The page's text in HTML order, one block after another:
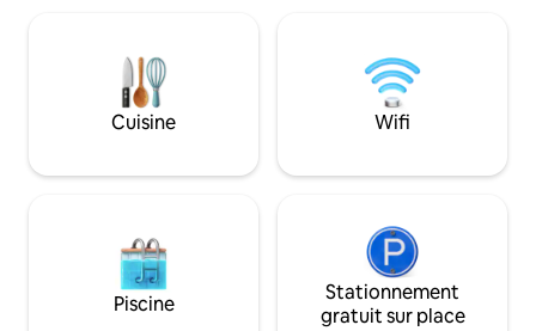
restaurants à proximité sont juste
devant votre porte : petit-déjeuner en
bas dans notre boulangerie, matcha au
Hey Yallah ou dîner au Machi Mochkil.
Réservez votre séjour maintenant :
géré par un
confiance qui se
partager ses
vous, d'organiser
Cuisine Wifi
Piscine
Stationnement
gratuit sur place